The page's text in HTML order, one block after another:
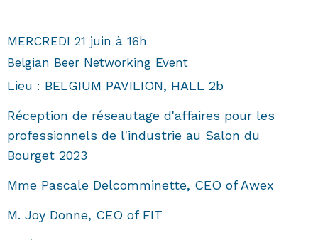
MERCREDI 21 juin à 16h
Belgian Beer Networking Event
Lieu : BELGIUM PAVILION, HALL 2b
Réception de réseautage d'affaires pour les
professionnels de l'industrie au Salon du
Bourget 2023
Mme Pascale Delcomminette, CEO of Awex
M. Joy Donne, CEO of FIT